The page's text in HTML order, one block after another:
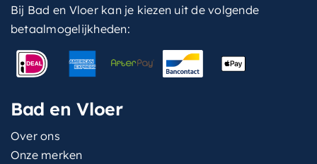
Bij Bad en Vloer kan je kiezen uit de volgende
betaalmogelijkheden:
Bad en Vloer
Over ons
Onze merken